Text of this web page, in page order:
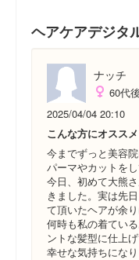
ヘアケアデジタ
ナッチ
60代
2025/04/04 20:10
こんな方にオススメ
今までずっと美容
パーマやカットを
今日、初めて大熊
きました。実は先
て頂いたヘアが余
何時も私の着てい
ントな髪型に仕上げ
幸せな気持ちにな